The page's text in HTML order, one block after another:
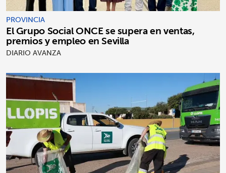
PROVINCIA
El Grupo Social ONCE se supera en ventas,
premios y empleo en Sevilla
DIARIO AVANZA